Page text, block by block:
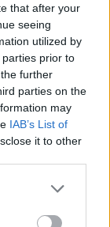
that after your
seeing
utilized by
prior to
further
parties on the
may
IAB’s List of
it to other
more Google
may click to
Mihály által
Enikő ma
a magyar